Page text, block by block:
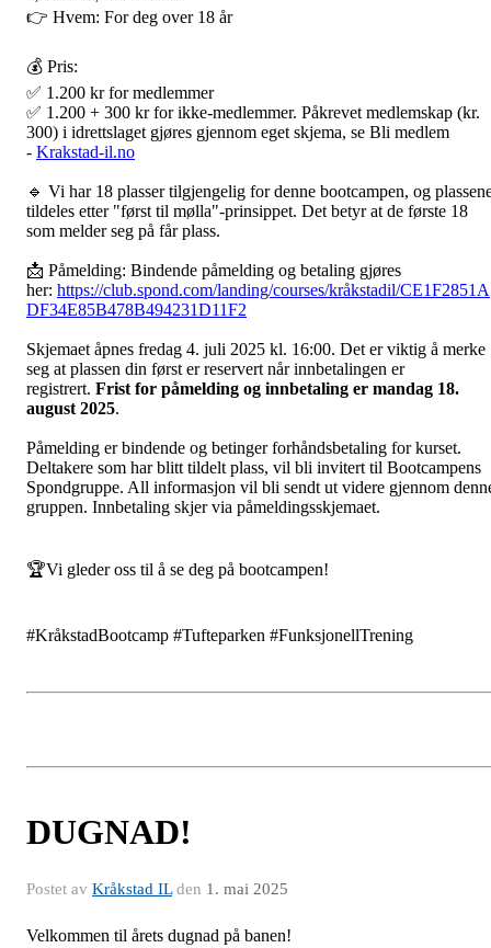
👉 Hvem: For deg over 18 år
💰 Pris:
✅ 1.200 kr for medlemmer
✅ 1.200 + 300 kr for ikke-medlemmer. Påkrevet medlemskap (kr.
300) i idrettslaget gjøres gjennom eget skjema, se Bli medlem
- Krakstad-il.no
🔹 Vi har 18 plasser tilgjengelig for denne bootcampen, og
tildeles etter "først til mølla"-prinsippet. Det betyr at de første 18
som melder seg på får plass.
📩 Påmelding: Bindende påmelding og betaling gjøres
her: https://club.spond.com/landing/courses/kråkstadil/CE1F2851A
DF34E85B478B494231D11F2
Skjemaet åpnes fredag 4. juli 2025 kl. 16:00. Det er viktig å merke
seg at plassen din først er reservert når innbetalingen er
registrert. Frist for påmelding og innbetaling er mandag 18.
august 2025.
Påmelding er bindende og betinger forhåndsbetaling for kurset.
Deltakere som har blitt tildelt plass, vil bli invitert til Bootcampens
Spondgruppe. All informasjon vil bli sendt ut videre gjennom
gruppen. Innbetaling skjer via påmeldingsskjemaet.
🏆Vi gleder oss til å se deg på bootcampen!
#KråkstadBootcamp #Tufteparken #FunksjonellTrening
DUGNAD!
Postet av Kråkstad ILden 1. mai 2025
Velkommen til årets dugnad på banen!